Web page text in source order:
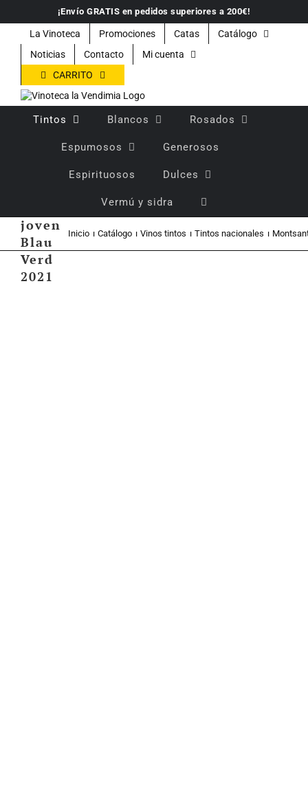
contenido
¡Envío GRATIS en pedidos superiores a 200€!
La Vinoteca Promociones Catas
Catálogo
Noticias
Contacto
Mi cuenta
CARRITO
Tintos Blancos Rosados
Espumosos Generosos
Espirituosos Dulces
Vermú y sidra
joven
Blau
Verd
2021
Inicio Catálogo Vinos tintos Tintos nacionales